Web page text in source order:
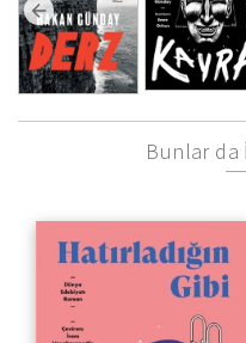
Bunlar da